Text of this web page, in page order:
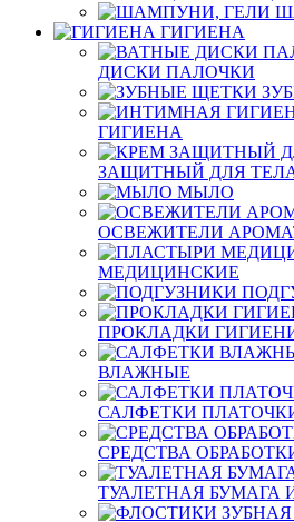
ГИГИЕНА
ДИСКИ ПАЛОЧКИ
ГИГИЕНА
ЗАЩИТНЫЙ ДЛЯ
МЫЛО
ОСВЕЖИТЕЛИ
МЕДИЦИНСКИЕ
ПРОКЛАДКИ
ВЛАЖНЫЕ
САЛФЕТКИ
СРЕДСТВА
ТУАЛЕТНАЯ БУМАГА